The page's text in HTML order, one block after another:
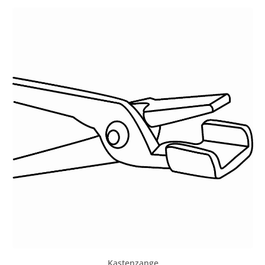
perfekt für die Bedingungen in der Schmiede geeignet.
leichte und widerstandsfähige Bauform geschmiedet aus
50CrMo4 brüniert - kein Verbrennen des Lackes
ergonomisches Design perfektes Handling
gewichtsreduzierte Form durchdachte Maulform für
sicheren Werkstück-Halt Tom Clark (1932-2008) ist der
Namensgeber unserer Serie hervorragend verarbeiteter
Schmiedezangen. Sie entstanden aus den Anregungen
erfahrener Schmiede, unter Berücksichtigung
ergonomischer Erkenntnisse und der Kombination mit